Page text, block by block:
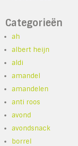
Categorieën
ah
albert heijn
aldi
amandel
amandelen
anti roos
avond
avondsnack
borrel